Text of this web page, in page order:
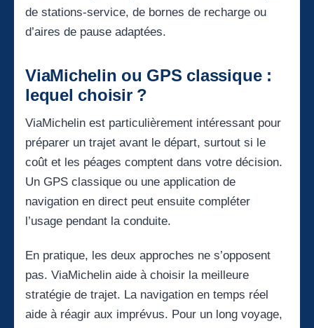
de stations-service, de bornes de recharge ou
d’aires de pause adaptées.
ViaMichelin ou GPS classique :
lequel choisir ?
ViaMichelin est particulièrement intéressant pour
préparer un trajet avant le départ, surtout si le
coût et les péages comptent dans votre décision.
Un GPS classique ou une application de
navigation en direct peut ensuite compléter
l’usage pendant la conduite.
En pratique, les deux approches ne s’opposent
pas. ViaMichelin aide à choisir la meilleure
stratégie de trajet. La navigation en temps réel
aide à réagir aux imprévus. Pour un long voyage,